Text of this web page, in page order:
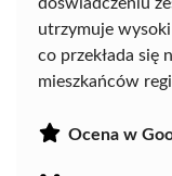
utrzymuje
co przekłada się
mieszkańców
Ocena w